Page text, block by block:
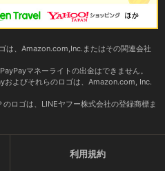
は、Amazon.com,Inc.またはその関連会社
マネーライトの出金はできません。
よびそれらのロゴは、Amazon.com, Inc.
ロゴは、LINEヤフー株式会社の登録商標ま
利用規約